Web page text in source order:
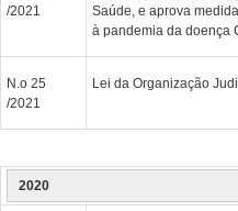
/2021
Saúde, e aprova
à pandemia da doença
N.o 25
/2021
Lei da Organização
2020